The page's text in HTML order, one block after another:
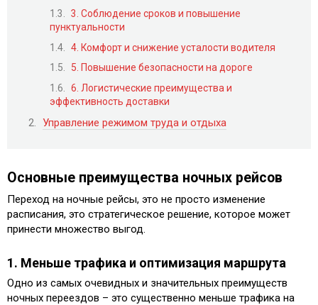
3. Соблюдение сроков и повышение
пунктуальности
4. Комфорт и снижение усталости водителя
5. Повышение безопасности на дороге
6. Логистические преимущества и
эффективность доставки
Управление режимом труда и отдыха
Основные преимущества ночных рейсов
Переход на ночные рейсы, это не просто изменение
расписания, это стратегическое решение, которое может
принести множество выгод.
1. Меньше трафика и оптимизация маршрута
Одно из самых очевидных и значительных преимуществ
ночных переездов – это существенно меньше трафика на